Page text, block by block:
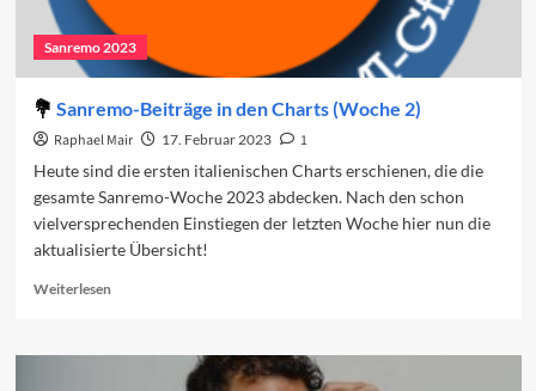
Sanremo 2023
Sanremo-Beiträge in den Charts (Woche 2)
Raphael Mair 17. Februar 2023
1
Heute sind die ersten italienischen Charts erschienen, die die
gesamte Sanremo-Woche 2023 abdecken. Nach den schon
vielversprechenden Einstiegen der letzten Woche hier nun die
aktualisierte Übersicht!
WeiterlesenRead
Sanremo-